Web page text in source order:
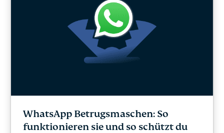
WhatsApp Betrugsmaschen: So
funktionieren sie und so schützt du